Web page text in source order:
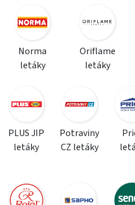
Norma
letáky
Oriflame
letáky
PLUS JIP
letáky
Potraviny
CZ letáky